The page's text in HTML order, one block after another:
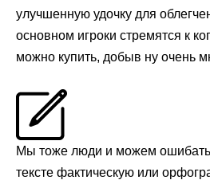
улучшенную удочку для
основном игроки стремятся к
можно купить, добыв ну очень
Мы тоже люди и можем
тексте фактическую или